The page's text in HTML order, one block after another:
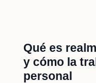
Qué es
y cómo la
personal